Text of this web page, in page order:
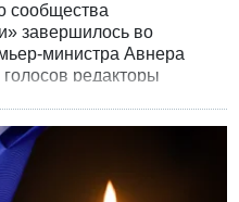
сообщества
завершилось во
министра Авнера
редакторы